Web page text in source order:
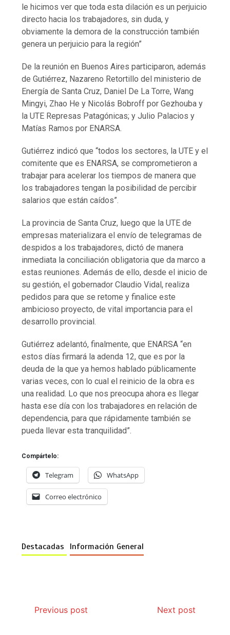
le hicimos ver que toda esta dilación es un perjuicio
directo hacia los trabajadores, sin duda, y
obviamente la demora de la construcción también
genera un perjuicio para la región”
De la reunión en Buenos Aires participaron, además
de Gutiérrez, Nazareno Retortillo del ministerio de
Energía de Santa Cruz, Daniel De La Torre, Wang
Mingyi, Zhao He y Nicolás Bobroff por Gezhouba y
la UTE Represas Patagónicas; y Julio Palacios y
Matías Ramos por ENARSA.
Gutiérrez indicó que “todos los sectores, la UTE y el
comitente que es ENARSA, se comprometieron a
trabajar para acelerar los tiempos de manera que
los trabajadores tengan la posibilidad de percibir
salarios que están caídos”.
La provincia de Santa Cruz, luego que la UTE de
empresas materializara el envío de telegramas de
despidos a los trabajadores, dictó de manera
inmediata la conciliación obligatoria que da marco a
estas reuniones. Además de ello, desde el inicio de
su gestión, el gobernador Claudio Vidal, realiza
pedidos para que se retome y finalice este
ambicioso proyecto, de vital importancia para el
desarrollo provincial.
Gutiérrez adelantó, finalmente, que ENARSA “en
estos días firmará la adenda 12, que es por la
deuda de la que ya hemos hablado públicamente
varias veces, con lo cual el reinicio de la obra es
una realidad. Lo que nos preocupa ahora es llegar
hasta ese día con los trabajadores en relación de
dependencia, para que rápidamente también se
pueda llevar esta tranquilidad”.
Compártelo:
Telegram WhatsApp
Correo electrónico
Destacadas Información General
Previous post Next post